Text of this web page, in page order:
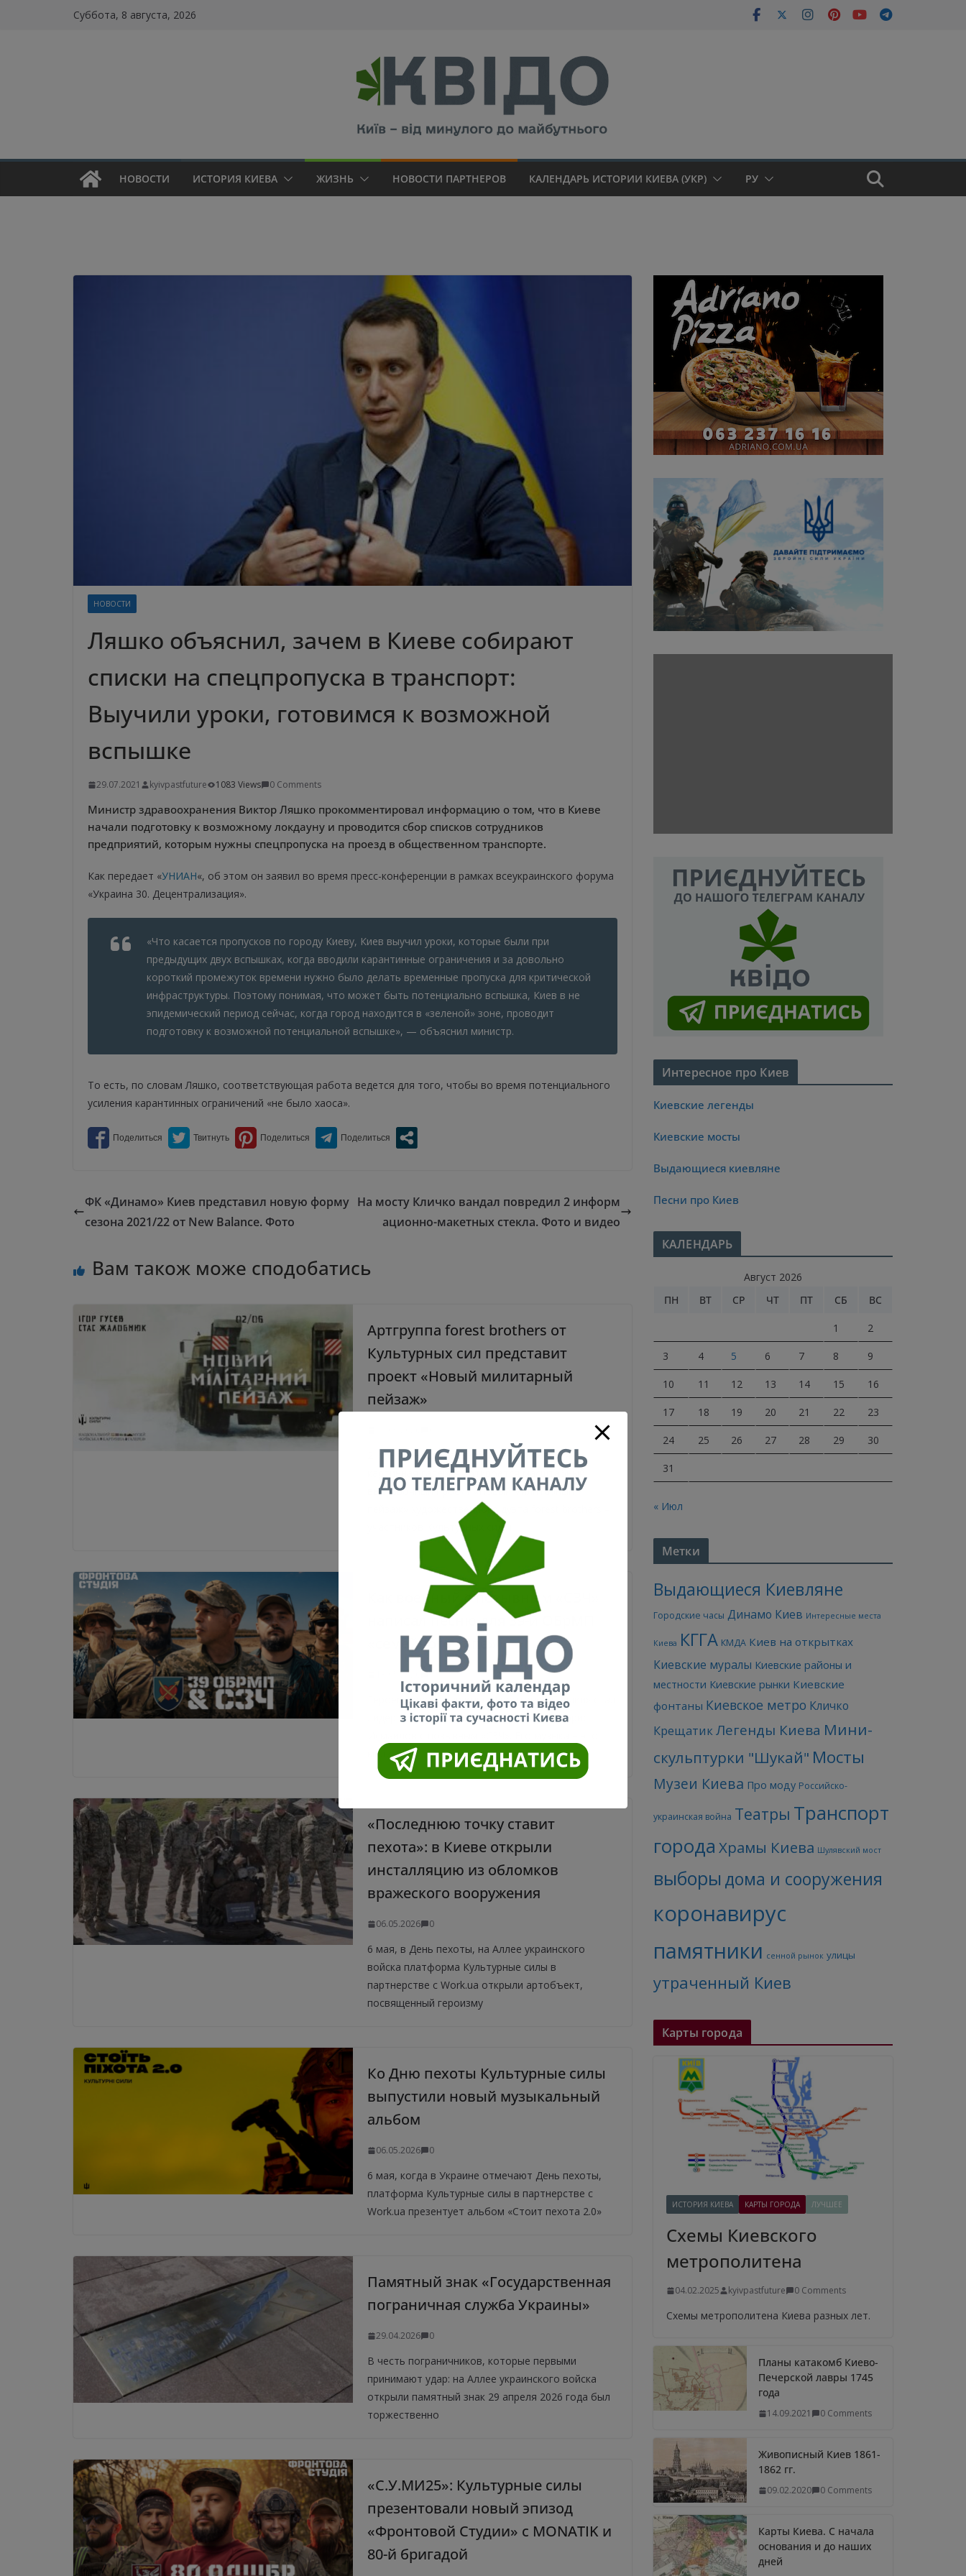
Суббота, 8 августа, 2026
НОВОСТИ ИСТОРИЯ КИЕВА ЖИЗНЬ НОВОСТИ ПАРТНЕРОВ КАЛЕНДАРЬ ИСТОРИИ КИЕВА (УКР) РУ
НОВОСТИ
Ляшко объяснил, зачем в Киеве собирают
списки на спецпропуска в транспорт:
Выучили уроки, готовимся к возможной
вспышке
29.07.2021 kyivpastfuture 1083 Views 0 Comments
Министр здравоохранения Виктор Ляшко прокомментировал информацию о том, что в Киеве
начали подготовку к возможному локдауну и проводится сбор списков сотрудников
предприятий, которым нужны спецпропуска на проезд в общественном транспорте.
Как передает «УНИАН«, об этом он заявил во время пресс-конференции в рамках всеукраинского форума
«Украина 30. Децентрализация».
«Что касается пропусков по городу Киеву, Киев выучил уроки, которые были при
предыдущих двух вспышках, когда вводили карантинные ограничения и за довольно
короткий промежуток времени нужно было делать временные пропуска для критической
инфраструктуры. Поэтому понимая, что может быть потенциально вспышка, Киев в не
эпидемический период сейчас, когда город находится в «зеленой» зоне, проводит
подготовку к возможной потенциальной вспышке», — объяснил министр.
То есть, по словам Ляшко, соответствующая работа ведется для того, чтобы во время потенциального
усиления карантинных ограничений «не было хаоса».
ФК «Динамо» Киев представил новую форму
сезона 2021/22 от New Balance. Фото
На мосту Кличко вандал повредил 2 информ
ационно-макетных стекла. Фото и видео
Вам також може сподобатись
Артгруппа forest brothers от
Культурных сил представит
проект «Новый милитарный
пейзаж»
2 июня в Национальном музее «Киевская
картинная галерея» откроется масштабный
выставочный проект «Новый милитарный
пейзаж» художественного дуэта forest brothers –
участников Культурных сил и
Как военный с позывным «СЗЧ»
написал песню для 39-й ОБрМП
«семейного типа»
13.05.2026 0
Героем нового эпизода «Фронтовой Студии» стал
лидер группы «СЗЧ», военнослужащий Борис
милитари
«Последнюю точку ставит
пехота»: в Киеве открыли
инсталляцию из обломков
вражеского вооружения
06.05.2026 0
6 мая, в День пехоты, на Аллее украинского
войска платформа Культурные силы в
партнерстве с Work.ua открыли артобъект,
посвященный героизму
Ко Дню пехоты Культурные силы
выпустили новый музыкальный
альбом
06.05.2026 0
6 мая, когда в Украине отмечают День пехоты,
платформа Культурные силы в партнерстве с
Work.ua презентует альбом «Стоит пехота 2.0»
Памятный знак «Государственная
пограничная служба Украины»
29.04.2026 0
В честь пограничников, которые первыми
принимают удар: на Аллее украинского войска
открыли памятный знак 29 апреля 2026 года был
торжественно
«С.У.МИ25»: Культурные силы
презентовали новый эпизод
«Фронтовой Студии» с MONATIK и
80-й бригадой
Интересное про Киев
Киевские легенды
Киевские мосты
Выдающиеся киевляне
Песни про Киев
КАЛЕНДАРЬ
Август 2026
ПН
ВТ СР ЧТ ПТ СБ ВС
1 2
3 4 5 6 7 8 9
10 11 12 13 14 15 16
17 18 19 20 21 22 23
24 25 26 27 28 29 30
31
« Июл
Метки
Выдающиеся Киевляне
Городские часы Динамо Киев Интересные места
Киева КГГА КМДА Киев на открытках
Киевские муралы Киевские районы и
местности Киевские рынки Киевские
фонтаны Киевское метро Кличко
КрещатикЛегенды Киева Мини-
скульптурки "Шукай" Мосты
Музеи Киева Про моду Российско-
украинская война Театры Транспорт
города Храмы Киева Шулявский мост
выборы дома и сооружения
коронавирус
памятники сенной рынок улицы
утраченный Киев
Карты города
ИСТОРИЯ КИЕВА КАРТЫ ГОРОДА ЛУЧШЕЕ
Схемы Киевского
метрополитена
04.02.2025 kyivpastfuture 0 Comments
Схемы метрополитена Киева разных лет.
Планы катакомб Киево-
Печерской лавры 1745
года
14.09.2021 0 Comments
Живописный Киев 1861-
1862 гг.
09.02.2020 0 Comments
Карты Киева. С начала
основания и до наших
дней